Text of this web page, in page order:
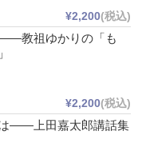
¥2,200(税込)
教祖ゆかりの「も
¥2,200(税込)
――上田嘉太郎講話集